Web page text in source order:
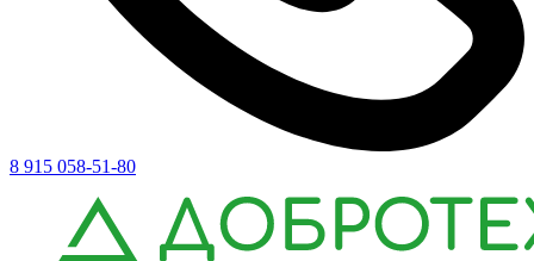
8 915 058-51-80